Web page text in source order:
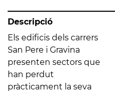
Descripció
Els edificis dels carrers
San Pere i Gravina
presenten sectors que
han perdut
pràcticament la seva
tipologia històrica de
construcció d'aquest
barri portuari, restant
únicament aquest